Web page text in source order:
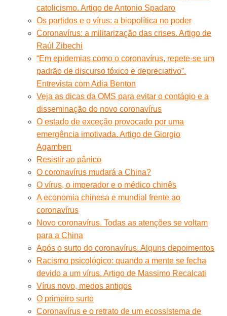
catolicismo. Artigo de Antonio Spadaro
Os partidos e o vírus: a biopolítica no poder
Coronavírus: a militarização das crises. Artigo de
Raúl Zibechi
“Em epidemias como o coronavírus, repete-se um
padrão de discurso tóxico e depreciativo”.
Entrevista com Adia Benton
Veja as dicas da OMS para evitar o contágio e a
disseminação do novo coronavírus
O estado de exceção provocado por uma
emergência imotivada. Artigo de Giorgio
Agamben
Resistir ao pânico
O coronavírus mudará a China?
O vírus, o imperador e o médico chinês
A economia chinesa e mundial frente ao
coronavírus
Novo coronavírus. Todas as atenções se voltam
para a China
Após o surto do coronavírus. Alguns depoimentos
Racismo psicológico: quando a mente se fecha
devido a um vírus. Artigo de Massimo Recalcati
Vírus novo, medos antigos
O primeiro surto
Coronavírus e o retrato de um ecossistema de